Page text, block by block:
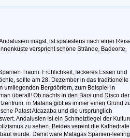
magst, ist spätestens nach einer
verspricht schöne Strände, Badeorte,
Traum: Fröhlichkeit, leckeres Essen und
sollte am 28. Dezember in das traditionelle
umliegenden Bergdörfern, zum Beispiel in
überall! Ob nachts in den Bars und Disco der
in Malaria gibt es immer einen Grund zu
Palast Alcazaba und die ursprünglich
Andalusien ist ein Schmelztiegel der
zu sehen. Beides vereint die
wurde. Damit wäre Malagas Spanien-